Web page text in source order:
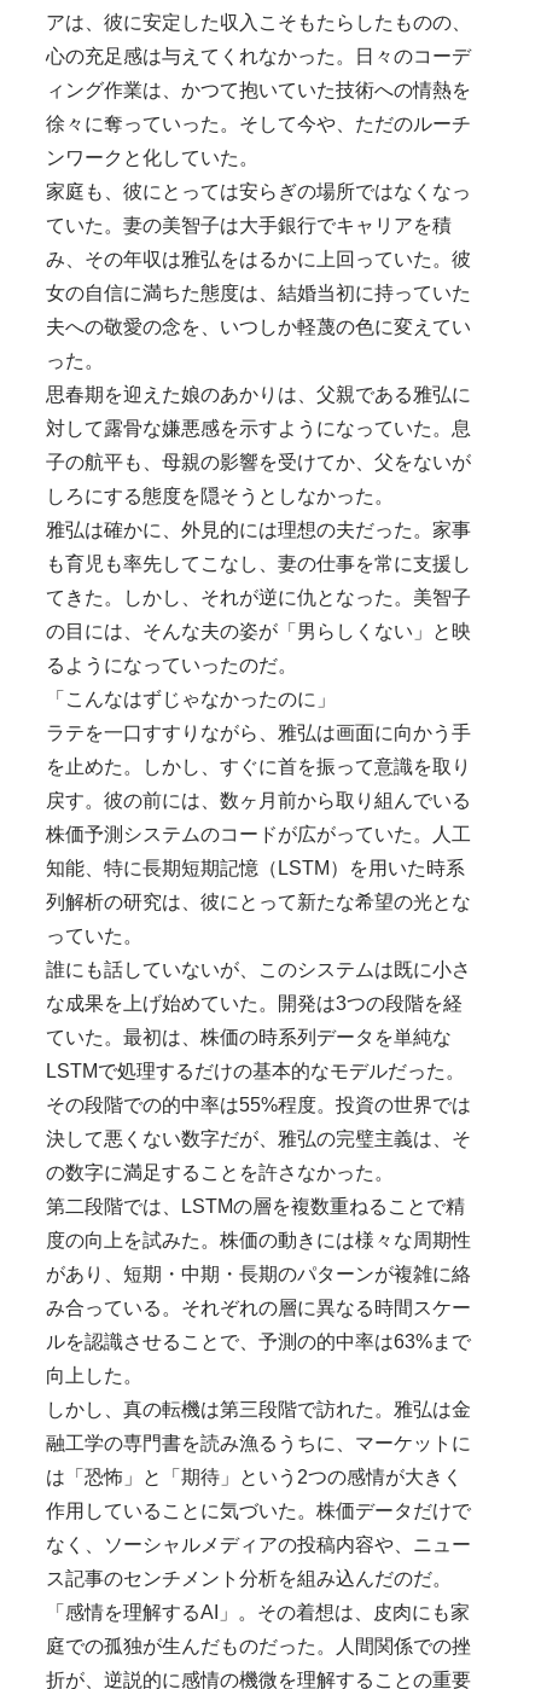
アは、彼に安定した収入こそもたらしたものの、
心の充足感は与えてくれなかった。日々のコーデ
ィング作業は、かつて抱いていた技術への情熱を
徐々に奪っていった。そして今や、ただのルーチ
ンワークと化していた。
家庭も、彼にとっては安らぎの場所ではなくなっ
ていた。妻の美智子は大手銀行でキャリアを積
み、その年収は雅弘をはるかに上回っていた。彼
女の自信に満ちた態度は、結婚当初に持っていた
夫への敬愛の念を、いつしか軽蔑の色に変えてい
った。
思春期を迎えた娘のあかりは、父親である雅弘に
対して露骨な嫌悪感を示すようになっていた。息
子の航平も、母親の影響を受けてか、父をないが
しろにする態度を隠そうとしなかった。
雅弘は確かに、外見的には理想の夫だった。家事
も育児も率先してこなし、妻の仕事を常に支援し
てきた。しかし、それが逆に仇となった。美智子
の目には、そんな夫の姿が「男らしくない」と映
るようになっていったのだ。
「こんなはずじゃなかったのに」
ラテを一口すすりながら、雅弘は画面に向かう手
を止めた。しかし、すぐに首を振って意識を取り
戻す。彼の前には、数ヶ月前から取り組んでいる
株価予測システムのコードが広がっていた。人工
知能、特に長期短期記憶（LSTM）を用いた時系
列解析の研究は、彼にとって新たな希望の光とな
っていた。
誰にも話していないが、このシステムは既に小さ
な成果を上げ始めていた。開発は3つの段階を経
ていた。最初は、株価の時系列データを単純な
LSTMで処理するだけの基本的なモデルだった。
その段階での的中率は55%程度。投資の世界では
決して悪くない数字だが、雅弘の完璧主義は、そ
の数字に満足することを許さなかった。
第二段階では、LSTMの層を複数重ねることで精
度の向上を試みた。株価の動きには様々な周期性
があり、短期・中期・長期のパターンが複雑に絡
み合っている。それぞれの層に異なる時間スケー
ルを認識させることで、予測の的中率は63%まで
向上した。
しかし、真の転機は第三段階で訪れた。雅弘は金
融工学の専門書を読み漁るうちに、マーケットに
は「恐怖」と「期待」という2つの感情が大きく
作用していることに気づいた。株価データだけで
なく、ソーシャルメディアの投稿内容や、ニュー
ス記事のセンチメント分析を組み込んだのだ。
「感情を理解するAI」。その着想は、皮肉にも家
庭での孤独が生んだものだった。人間関係での挫
折が、逆説的に感情の機微を理解することの重要